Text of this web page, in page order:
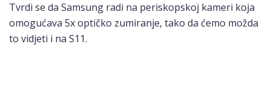
Tvrdi se da Samsung radi na periskopskoj kameri koja
omogućava 5x optičko zumiranje, tako da ćemo možda
to vidjeti i na S11.